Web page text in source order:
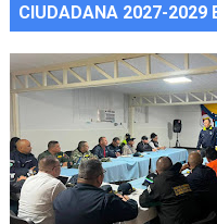
CIUDADANA 2027-2029